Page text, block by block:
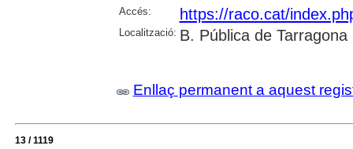
Accés: https://raco.cat/
Localització: B. Pública de Tarragona
Enllaç permanent a aquest
13 / 1119